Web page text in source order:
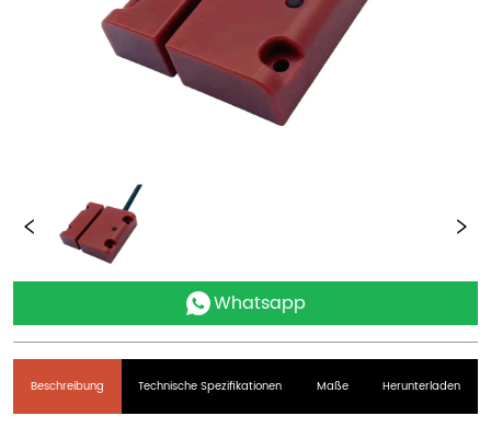
Whatsapp
Beschreibung Technische Spezifikationen Maße Herunterladen